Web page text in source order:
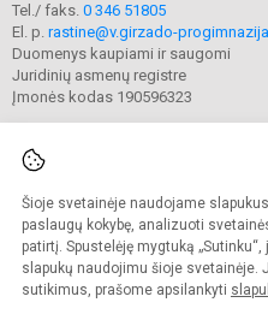
Šioje svetainėje naudojame
paslaugų kokybę, analizuoti
patirtį. Spustelėję mygtuką
slapukų naudojimu šioje svetainėje.
sutikimus, prašome apsilankyti
Tel./ faks. 0 346 51805
El. p. rastine@v.girzado-
Duomenys kaupiami ir saugomi
Juridinių asmenų registre
Įmonės kodas 190596323
© 2020. Kaišiadorių Vaclovo
Kopijuoti turinį be raštiško
Prieinamumo
Sumanus būdas atnaujinti